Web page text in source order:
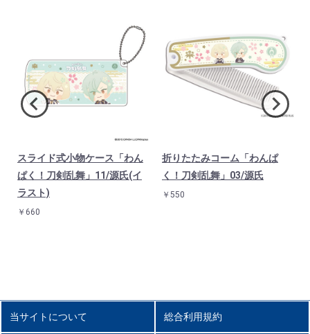
スライド式小物ケース「わん
ぱく！刀剣乱舞」11/源氏(イ
ラスト)
￥660
折りたたみコーム「わんぱ
く！刀剣乱舞」03/源氏
￥550
当サイトについて 総合利用規約